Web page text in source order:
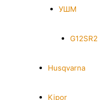
УШМ
G12SR2
Husqvarna
Kipor